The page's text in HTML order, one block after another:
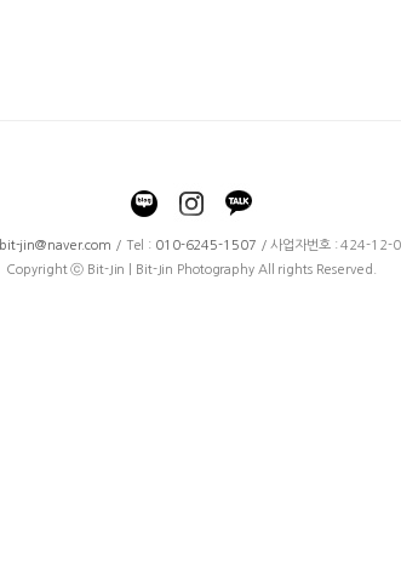
bit-jin@naver.com / Tel : 010-6245-1507 / 사업자번호 : 424-12-
Copyright ⓒ Bit-Jin | Bit-Jin Photography All rights Reserved.